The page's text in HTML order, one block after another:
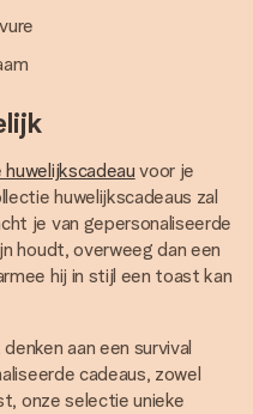
voor je
huwelijkscadeaus zal
je van gepersonaliseerde
houdt, overweeg dan een
hij in stijl een toast kan
aan een survival
cadeaus, zowel
onze selectie unieke